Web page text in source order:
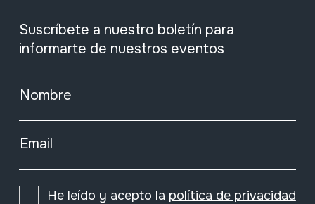
Suscríbete a nuestro boletín para
informarte de nuestros eventos
Nombre
Email
He leído y acepto la política de privacidad